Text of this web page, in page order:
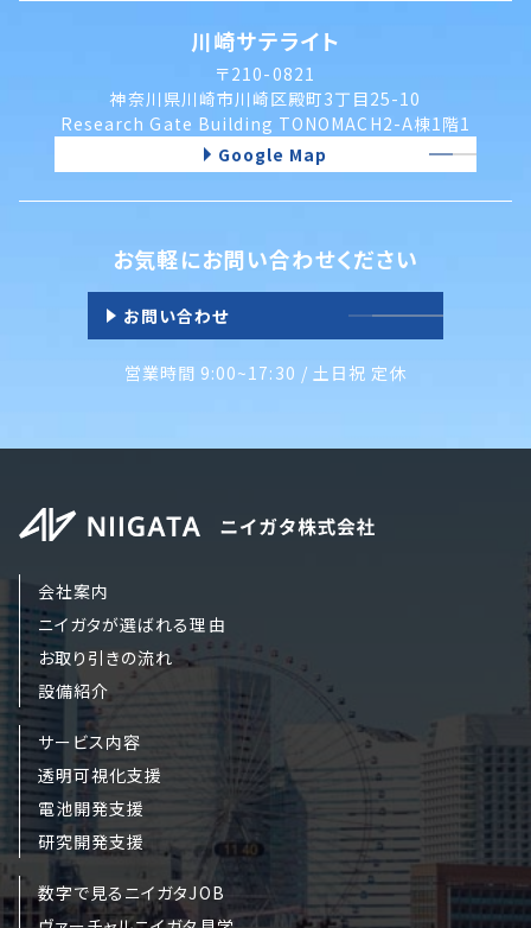
川崎サテライト
〒210-0821
神奈川県川崎市川崎区殿町3丁目25-10
Research Gate Building TONOMACH2-A棟1階1
Google Map
お気軽にお問い合わせください
お問い合わせ
営業時間 9:00~17:30 / 土日祝 定休
会社案内
ニイガタが選ばれる理由
お取り引きの流れ
設備紹介
サービス内容
透明可視化支援
電池開発支援
研究開発支援
数字で見るニイガタJOB